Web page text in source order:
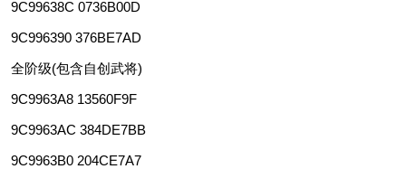
9C99638C 0736B00D
9C996390 376BE7AD
全阶级(包含自创武将)
9C9963A8 13560F9F
9C9963AC 384DE7BB
9C9963B0 204CE7A7